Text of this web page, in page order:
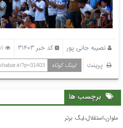
نصیبه جانی پور کد خبر 31403 3451 بازدید
پرینت
لینک کوتاه ?p=31403
برچسب ها
ملوان،استقلال،لیگ برتر